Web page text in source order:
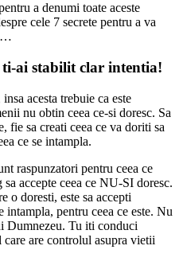
a denumi toate aceste
cele 7 secrete pentru a va
ti-ai stabilit clar intentia!
acesta trebuie ca este
nu obtin ceea ce-si doresc. Sa
fie sa creati ceea ce va doriti sa
ce se intampla.
raspunzatori pentru ceea ce
accepte ceea ce NU-SI doresc.
o doresti, este sa accepti
intampla, pentru ceea ce este. Nu
Dumnezeu. Tu iti conduci
are controlul asupra vietii